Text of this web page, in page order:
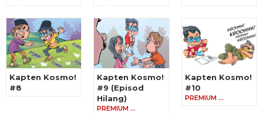
Kapten Kosmo!
#8
Kapten Kosmo!
#9 (Episod
Hilang)
PREMIUM …
Kapten Kosmo!
#10
PREMIUM …